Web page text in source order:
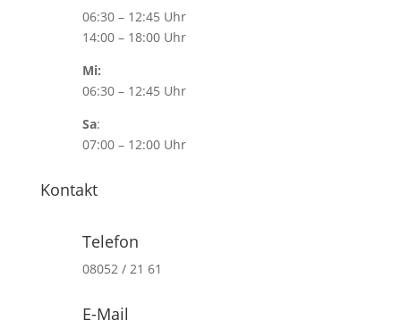
06:30 – 12:45 Uhr
14:00 – 18:00 Uhr
Mi:
06:30 – 12:45 Uhr
Sa:
07:00 – 12:00 Uhr
Kontakt
Telefon
08052 / 21 61
E-Mail